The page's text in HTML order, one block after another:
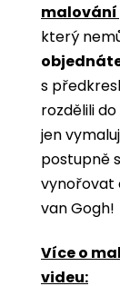
malování
který
s
rozdělili
jen
postupně
vynořovat
van Gogh!
Více o
videu: